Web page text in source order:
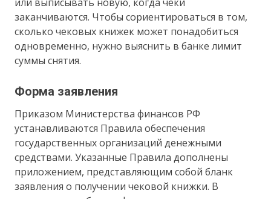
заканчиваются. Чтобы сориентироваться в том,
сколько чековых книжек может понадобиться
одновременно, нужно выяснить в банке лимит
суммы снятия.
Форма заявления
Приказом Министерства финансов РФ
устанавливаются Правила обеспечения
государственных организаций денежными
средствами. Указанные Правила дополнены
приложением, представляющим собой бланк
заявления о получении чековой книжки. В